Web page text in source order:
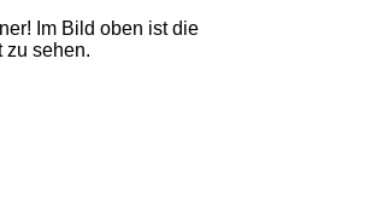
Im Bild oben ist die
zu sehen.